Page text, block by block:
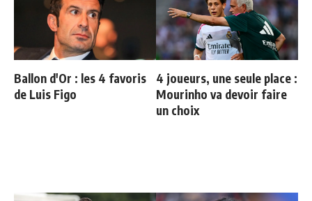
Ballon d'Or : les 4 favoris
de Luis Figo
4 joueurs, une seule place :
Mourinho va devoir faire
un choix